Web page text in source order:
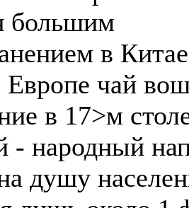
большим
в
чай
в 17>м
- народный
душу